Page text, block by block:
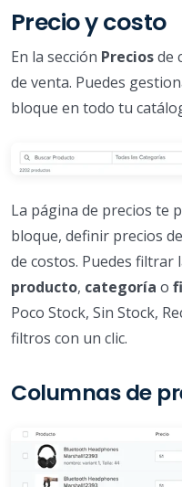
Precio y costo
En la sección Preciosde
de venta. Puedes
bloque en todo tu
La página de precios te
bloque, definir precios
de costos. Puedes filtrar
producto, categoría o
Poco Stock, Sin Stock,
filtros con un clic.
Columnas de